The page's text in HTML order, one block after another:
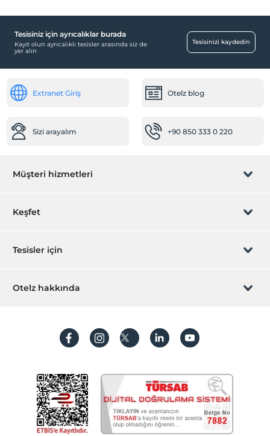
Tesisiniz için ayrıcalıklar burada
Kayıt olun ayrıcalıklı tesisler arasında siz de
yer alın
Tesisinizi kaydedin
Extranet Giriş Otelz blog
Sizi arayalım +90 850 333 0 220
Müşteri hizmetleri
Rezervasyon yönet
Sıkça sorulan sorular
İşlem rehberi
Keşfet
Hediye Kart
Hesap oluştur
Tesisler için
Hemen tesisinizi ekleyin
Otelz hakkında
Koşullar ve şartlar
Aydınlatma metni